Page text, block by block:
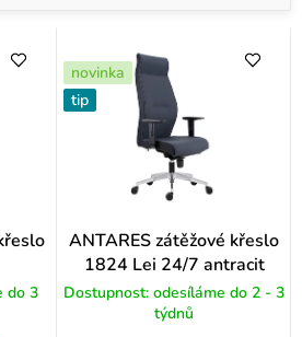
do 3
novinka
tip
ANTARES zátěžové křeslo
1824 Lei 24/7 antracit
Dostupnost: odesíláme do 2 - 3
týdnů